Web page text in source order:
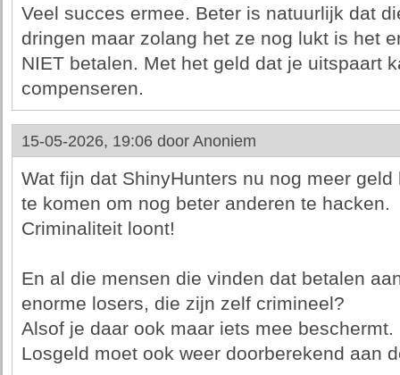
Veel succes ermee. Beter is natuurlijk dat
dringen maar zolang het ze nog lukt is het
NIET betalen. Met het geld dat je uitspaart
compenseren.
15-05-2026, 19:06 door Anoniem
Wat fijn dat ShinyHunters nu nog meer
te komen om nog beter anderen te hacken.
Criminaliteit loont!
En al die mensen die vinden dat betalen
enorme losers, die zijn zelf crimineel?
Alsof je daar ook maar iets mee beschermt.
Losgeld moet ook weer doorberekend aan